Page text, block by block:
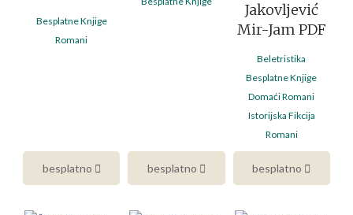
Besplatne Knjige
Romani
Jakovljević
Mir-Jam PDF
Beletristika
Besplatne Knjige
Domaći Romani
Istorijska Fikcija
Romani
besplatno besplatno besplatno